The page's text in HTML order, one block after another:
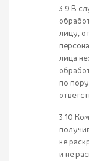
3.9 В
лицу,
лица
по
3.10
не
и не